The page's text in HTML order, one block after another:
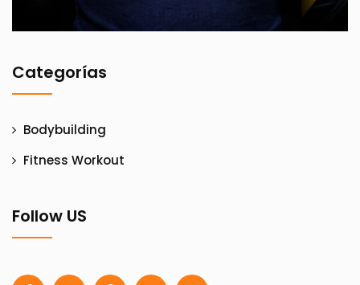
Categorías
Bodybuilding
Fitness Workout
Follow US